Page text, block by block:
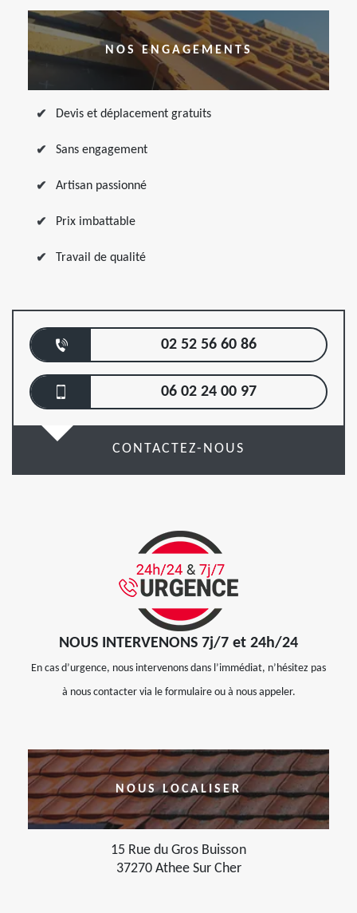
NOS ENGAGEMENTS
Devis et déplacement gratuits
Sans engagement
Artisan passionné
Prix imbattable
Travail de qualité
02 52 56 60 86
06 02 24 00 97
CONTACTEZ-NOUS
NOUS INTERVENONS 7j/7 et 24h/24
En cas d’urgence, nous intervenons dans l’immédiat, n’hésitez pas
à nous contacter via le formulaire ou à nous appeler.
NOUS LOCALISER
15 Rue du Gros Buisson
37270 Athee Sur Cher